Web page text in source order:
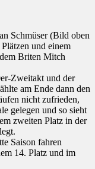
Schmüser (Bild oben
und einem
Briten Mitch
Zweitakt und der
am Ende dann den
nicht zufrieden,
gelegen und so sieht
zweiten Platz in der
Saison fahren
14. Platz und im